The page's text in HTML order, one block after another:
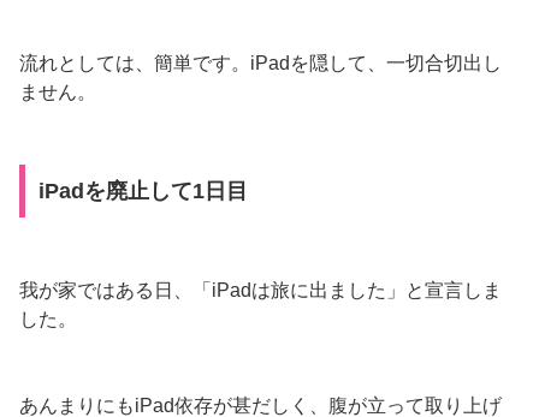
流れとしては、簡単です。iPadを隠して、一切合切出し
ません。
iPadを廃止して1日目
我が家ではある日、「iPadは旅に出ました」と宣言しま
した。
あんまりにもiPad依存が甚だしく、腹が立って取り上げ